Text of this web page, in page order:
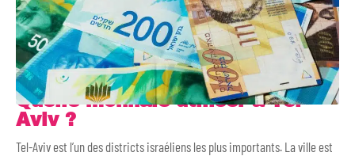
Quelle monnaie utiliser à Tel-
Aviv ?
Tel-Aviv est l’un des districts israéliens les plus importants. La ville est